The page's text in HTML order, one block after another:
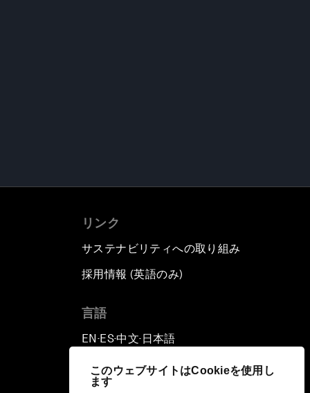
このウェブサイトはCookieを使用し
ます
リンク
サステナビリティへの取り組み
採用情報 (英語のみ)
言語
EN ▪ES▪中文▪ 日本語